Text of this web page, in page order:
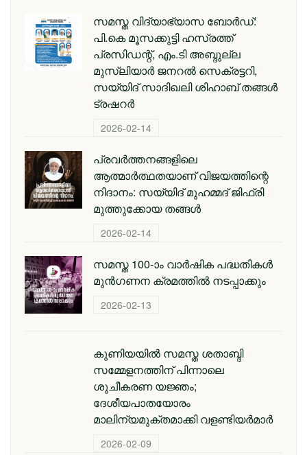
സമസ്ത വിദ്യാഭ്യാസ ബോർഡ്:
പി.കെ മൂസക്കുട്ടി ഹസ്രത്ത്
പ്രസിഡന്റ്, എം.ടി അബ്ദുല്ല
മുസ്ലിയാർ ജനറൽ സെക്രട്ടറി,
സയ്യിദ് സാദിഖലി ശിഹാബ് തങ്ങൾ
ട്രഷറർ
2026-02-14
പ്രവര്‍ത്തനങ്ങളിലെ
ആത്മാര്‍ത്ഥതയാണ് വിജയത്തിന്റെ
നിദാനം: സയ്യിദ് മുഹമ്മദ് ജിഫ്രി
മുത്തുക്കോയ തങ്ങള്‍
2026-02-14
സമസ്ത 100-ാം വാർഷിക പദ്ധതികൾ
മുൻഗണന ക്രമത്തിൽ നടപ്പാക്കും
2026-02-13
കുണിയയിൽ സമസ്ത ശതാബ്ദി
സമ്മേളനത്തിന് പിന്നാലെ
ശുചീകരണ യജ്ഞം;
ദേശീയപാതയോരം
മാലിന്യമുക്തമാക്കി വളണ്ടിയർമാർ
2026-02-09